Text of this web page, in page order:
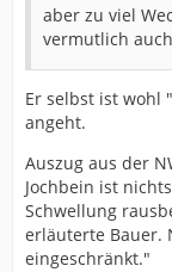
aber zu viel
vermutlich
Er selbst ist wohl
angeht.
Auszug aus der
Jochbein ist
Schwellung
erläuterte Bauer.
eingeschränkt."